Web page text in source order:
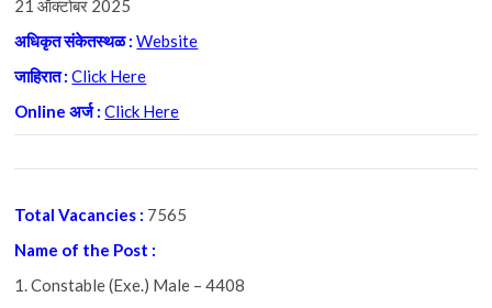
21 ऑक्टोबर 2025
अधिकृतसंकेतस्थळ :Website
जाहिरात :Click Here
Online अर्ज :Click Here
Total Vacancies : 7565
Name of the Post :
1. Constable (Exe.) Male – 4408